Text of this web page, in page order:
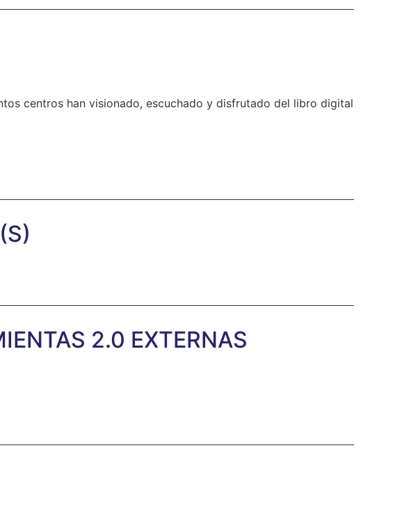
centros han visionado, escuchado y disfrutado del libro digital
2.0 EXTERNAS